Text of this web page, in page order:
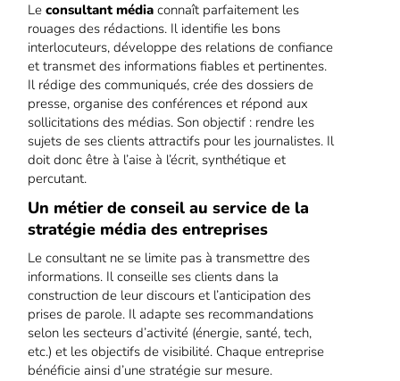
Leconsultant média connaît parfaitement les
rouages des rédactions. Il identifie les bons
interlocuteurs, développe des relations de confiance
et transmet des informations fiables et pertinentes.
Il rédige des communiqués, crée des dossiers de
presse, organise des conférences et répond aux
sollicitations des médias. Son objectif : rendre les
sujets de ses clients attractifs pour les journalistes. Il
doit donc être à l’aise à l’écrit, synthétique et
percutant.
Un métier de conseil au service de la
stratégie média des entreprises
Le consultant ne se limite pas à transmettre des
informations. Il conseille ses clients dans la
construction de leur discours et l’anticipation des
prises de parole. Il adapte ses recommandations
selon les secteurs d’activité (énergie, santé, tech,
etc.) et les objectifs de visibilité. Chaque entreprise
bénéficie ainsi d’une stratégie sur mesure.